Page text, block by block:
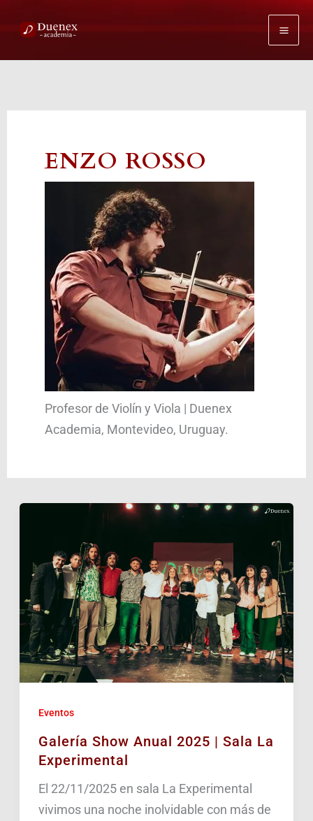
ENZO ROSSO
Profesor de Violín y Viola | Duenex
Academia, Montevideo, Uruguay.
Eventos
Galería Show Anual 2025 | Sala La
Experimental
El 22/11/2025 en sala La Experimental
vivimos una noche inolvidable con más de